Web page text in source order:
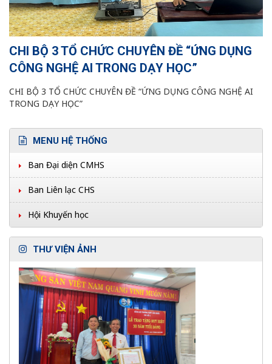
CHI BỘ 3 TỔ CHỨC CHUYÊN ĐỀ “ỨNG DỤNG
CÔNG NGHỆ AI TRONG DẠY HỌC”
CHI BỘ 3 TỔ CHỨC CHUYÊN ĐỀ “ỨNG DỤNG CÔNG NGHỆ AI
TRONG DẠY HỌC”
MENU HỆ THỐNG
Ban Đại diện CMHS
Ban Liên lạc CHS
Hội Khuyến học
THƯ VIỆN ẢNH